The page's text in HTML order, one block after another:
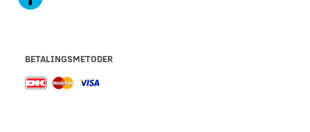
BETALINGSMETODER